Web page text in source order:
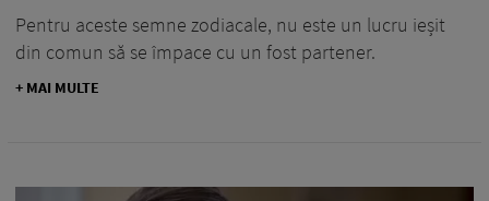
Pentru aceste semne zodiacale, nu este un lucru ieșit
din comun să se împace cu un fost partener.
+ MAI MULTE